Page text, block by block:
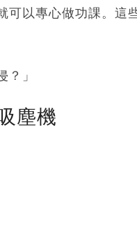
可以專心做功課。這
？」
塵機